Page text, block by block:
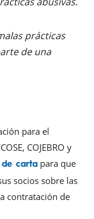
prácticas
de una
para el
COJEBRO y
de cartapara que
socios sobre las
contratación de